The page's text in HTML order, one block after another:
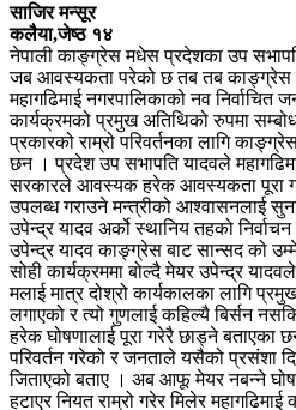
साजिर मन्सूर
कलैया,जेष्ठ १४
नेपाली काङ्ग्रेस मधेस प्रदेशका उप
जब आवस्यकता परेको छ तब तब काङ्ग्रेस
महागढिमाई नगरपालिकाको नव
कार्यक्रमको प्रमुख अतिथिको रुपमा
प्रकारको राम्रो परिवर्तनका लागि
छन । प्रदेश उप सभापति यादवले
सरकारले आवस्यक हरेक आवस्यकता पूरा
उपलब्ध गराउने मन्त्रीको आश्वासनलाई
उपेन्द्र यादव अर्को स्थानिय तहको
उपेन्द्र यादव काङ्ग्रेस बाट सान्सद को
सोही कार्यक्रममा बोल्दै मेयर उपेन्द्र
मलाई मात्र दोश्रो कार्यकालका लागि
लगाएको र त्यो गुणलाई कहिल्यै बिर्सन
हरेक घोषणालाई पूरा गरेरै छाड्ने बताएका
परिवर्तन गरेको र जनताले यसैको प्रसंशा
जिताएको बताए । अब आफू मेयर नबन्ने
हटाएर नियत राम्रो गरेर मिलेर